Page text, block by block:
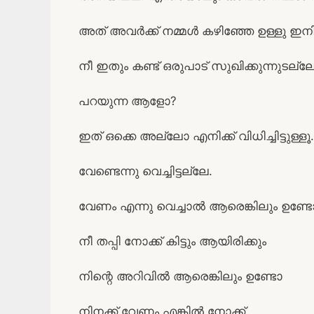
അത് അവർക്ക് നമ്മൾ കഴിഞ്ഞേ ഉള്ളു
നീ ഇതും കണ്ട് ഒരുപാട്
പറയുന്ന ആളോ?
ഇത് ഒക്കെ അല്ലോ എനിക്ക് വിധിച്ചിട്ടുള്ളൂ.
വേണ്ടെന്നു വെച്ചിട്ടല്ലേ.
വേണം എന്നു വെച്ചാൽ ആരെങ്കിലും
നീ തപ്പി നോക്ക് കിട്ടും ആയിരിക്കും
നിന്റെ അറിവിൽ ആരെങ്കിലും ഉണ്ടോ